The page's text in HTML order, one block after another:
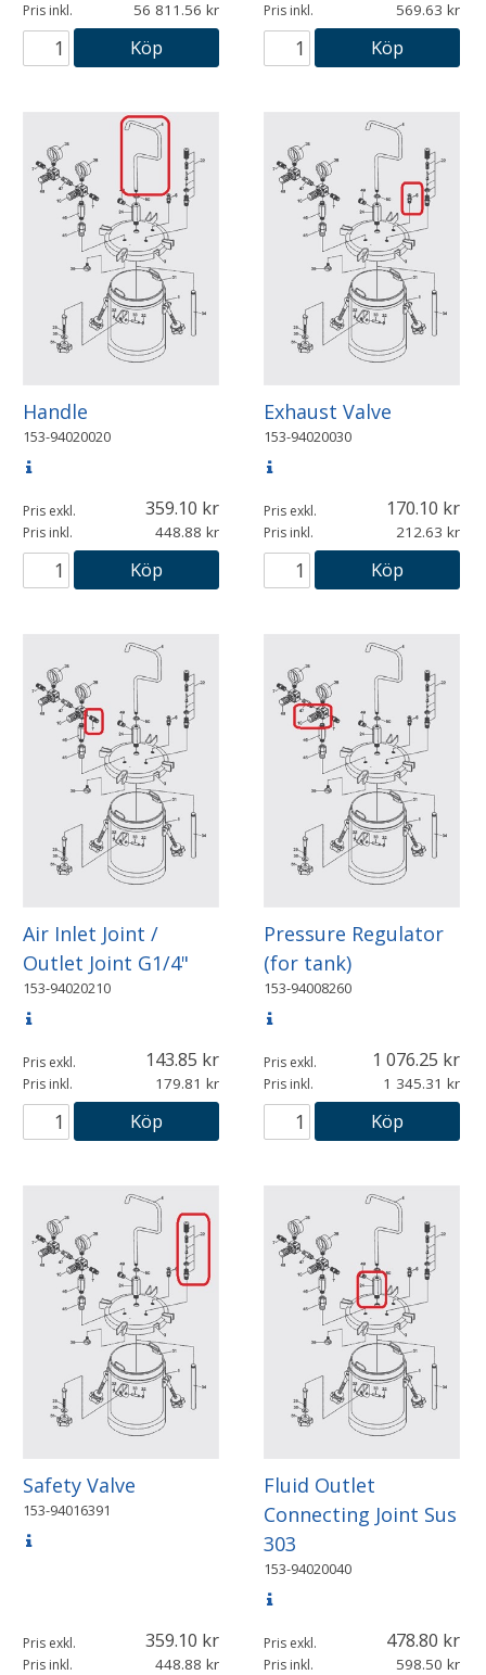
Pris inkl. 56 811.56
Köp
Pris inkl. 569.63
Köp
Handle
153-94020020
Pris exkl. 359.10
Pris inkl. 448.88
Köp
Exhaust Valve
153-94020030
Pris exkl. 170.10
Pris inkl. 212.63
Köp
Air Inlet Joint /
Outlet Joint G1/4"
153-94020210
Pris exkl. 143.85
Pris inkl. 179.81
Köp
Pressure Regulator
(for tank)
153-94008260
Pris exkl. 1 076.25
Pris inkl. 1 345.31
Köp
Safety Valve
153-94016391
Pris exkl. 359.10
Pris inkl. 448.88
Fluid Outlet
Connecting Joint Sus
303
153-94020040
Pris exkl. 478.80
Pris inkl. 598.50